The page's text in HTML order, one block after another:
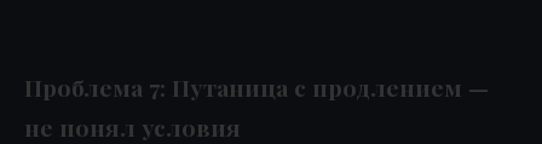
Проблема 7: Путаница с продлением —
не понял условия